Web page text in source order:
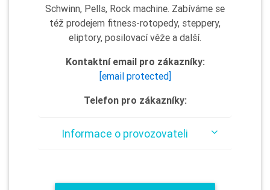
Schwinn, Pells, Rock machine. Zabíváme se
též prodejem fitness-rotopedy, steppery,
eliptory, posilovací věže a další.
Kontaktní email pro zákazníky:
[email protected]
Telefon pro zákazníky:
Informace o provozovateli